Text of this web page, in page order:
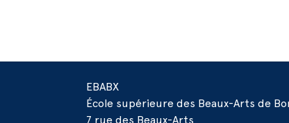
EBABX
École supérieure des Beaux-Arts de
7 rue des Beaux-Arts